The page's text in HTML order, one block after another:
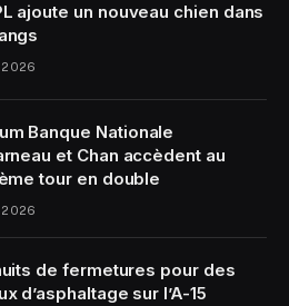
ajoute un nouveau chien dans
Banque Nationale
et Chan accèdent au
tour en double
de fermetures pour des
d’asphaltage sur l’A-15